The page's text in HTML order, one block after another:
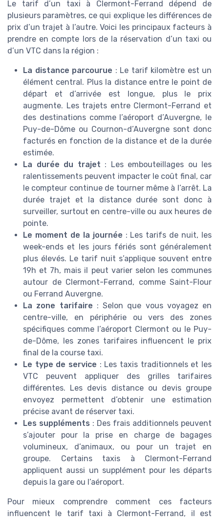
Le tarif d’un taxi à Clermont-Ferrand dépend de
plusieurs paramètres, ce qui explique les différences de
prix d’un trajet à l’autre. Voici les principaux facteurs à
prendre en compte lors de la réservation d’un taxi ou
d’un VTC dans la région :
La distance parcourue : Le tarif kilomètre est un
élément central. Plus la distance entre le point de
départ et d’arrivée est longue, plus le prix
augmente. Les trajets entre Clermont-Ferrand et
des destinations comme l’aéroport d’Auvergne, le
Puy-de-Dôme ou Cournon-d’Auvergne sont donc
facturés en fonction de la distance et de la durée
estimée.
La durée du trajet : Les embouteillages ou les
ralentissements peuvent impacter le coût final, car
le compteur continue de tourner même à l’arrêt. La
durée trajet et la distance durée sont donc à
surveiller, surtout en centre-ville ou aux heures de
pointe.
Le moment de la journée : Les tarifs de nuit, les
week-ends et les jours fériés sont généralement
plus élevés. Le tarif nuit s’applique souvent entre
19h et 7h, mais il peut varier selon les communes
autour de Clermont-Ferrand, comme Saint-Flour
ou Ferrand Auvergne.
La zone tarifaire : Selon que vous voyagez en
centre-ville, en périphérie ou vers des zones
spécifiques comme l’aéroport Clermont ou le Puy-
de-Dôme, les zones tarifaires influencent le prix
final de la course taxi.
Le type de service : Les taxis traditionnels et les
VTC peuvent appliquer des grilles tarifaires
différentes. Les devis distance ou devis groupe
envoyez permettent d’obtenir une estimation
précise avant de réserver taxi.
Les suppléments : Des frais additionnels peuvent
s’ajouter pour la prise en charge de bagages
volumineux, d’animaux, ou pour un trajet en
groupe. Certains taxis à Clermont-Ferrand
appliquent aussi un supplément pour les départs
depuis la gare ou l’aéroport.
Pour mieux comprendre comment ces facteurs
influencent le tarif taxi à Clermont-Ferrand, il est